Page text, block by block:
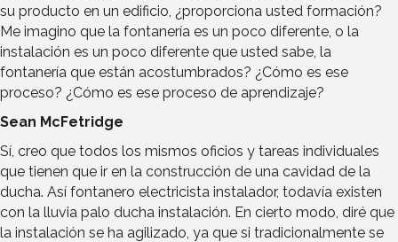
su producto en un edificio, ¿proporciona usted formación?
Me imagino que la fontanería es un poco diferente, o la
instalación es un poco diferente que usted sabe, la
fontanería que están acostumbrados? ¿Cómo es ese
proceso? ¿Cómo es ese proceso de aprendizaje?
Sean McFetridge
Sí, creo que todos los mismos oficios y tareas individuales
que tienen que ir en la construcción de una cavidad de la
ducha. Así fontanero electricista instalador, todavía existen
con la lluvia palo ducha instalación. En cierto modo, diré que
la instalación se ha agilizado, ya que si tradicionalmente se